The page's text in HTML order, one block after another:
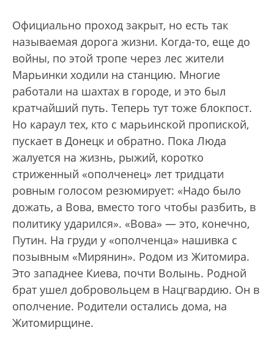
Официально проход закрыт, но есть так
называемая дорога жизни. Когда-то, еще до
войны, по этой тропе через лес жители
Марьинки ходили на станцию. Многие
работали на шахтах в городе, и это был
кратчайший путь. Теперь тут тоже блокпост.
Но караул тех, кто с марьинской пропиской,
пускает в Донецк и обратно. Пока Люда
жалуется на жизнь, рыжий, коротко
стриженный «ополченец» лет тридцати
ровным голосом резюмирует: «Надо было
дожать, а Вова, вместо того чтобы разбить, в
политику ударился». «Вова» — это, конечно,
Путин. На груди у «ополченца» нашивка с
позывным «Мирянин». Родом из Житомира.
Это западнее Киева, почти Волынь. Родной
брат ушел добровольцем в Нацгвардию. Он в
ополчение. Родители остались дома, на
Житомирщине.